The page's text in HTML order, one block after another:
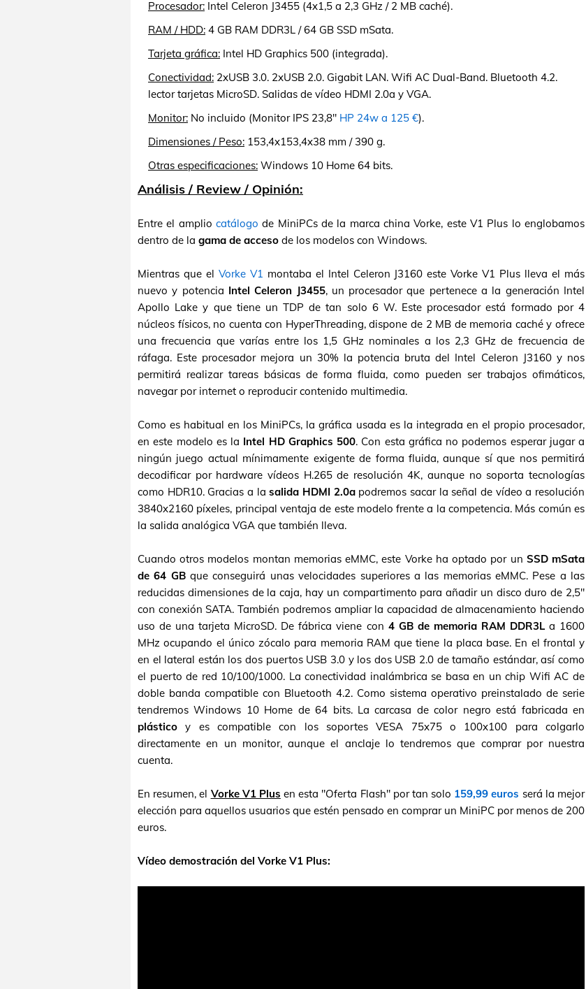
Procesador: Intel Celeron J3455 (4x1,5 a 2,3 GHz / 2 MB caché).
RAM / HDD: 4 GB RAM DDR3L / 64 GB SSD mSata.
Tarjeta gráfica: Intel HD Graphics 500 (integrada).
Conectividad: 2xUSB 3.0. 2xUSB 2.0. Gigabit LAN. Wifi AC Dual-Band. Bluetooth 4.2.
lector tarjetas MicroSD. Salidas de vídeo HDMI 2.0a y VGA.
Monitor: No incluido (Monitor IPS 23,8" HP 24w a 125 €).
Dimensiones / Peso: 153,4x153,4x38 mm / 390 g.
Otras especificaciones: Windows 10 Home 64 bits.
Análisis / Review / Opinión:
Entre el amplio catálogo de MiniPCs de la marca china Vorke, este V1 Plus lo englobamos
dentro de la gama de acceso de los modelos con Windows.
Mientras que el Vorke V1 montaba el Intel Celeron J3160 este Vorke V1 Plus lleva el más
nuevo y potencia Intel Celeron J3455, un procesador que pertenece a la generación Intel
Apollo Lake y que tiene un TDP de tan solo 6 W. Este procesador está formado por 4
núcleos físicos, no cuenta con HyperThreading, dispone de 2 MB de memoria caché y ofrece
una frecuencia que varías entre los 1,5 GHz nominales a los 2,3 GHz de frecuencia de
ráfaga. Este procesador mejora un 30% la potencia bruta del Intel Celeron J3160 y nos
permitirá realizar tareas básicas de forma fluida, como pueden ser trabajos ofimáticos,
navegar por internet o reproducir contenido multimedia.
Como es habitual en los MiniPCs, la gráfica usada es la integrada en el propio procesador,
en este modelo es la Intel HD Graphics 500. Con esta gráfica no podemos esperar jugar a
ningún juego actual mínimamente exigente de forma fluida, aunque sí que nos permitirá
decodificar por hardware vídeos H.265 de resolución 4K, aunque no soporta tecnologías
como HDR10. Gracias a lasalida HDMI 2.0apodremos sacar la señal de vídeo a resolución
3840x2160 píxeles, principal ventaja de este modelo frente a la competencia. Más común es
la salida analógica VGA que también lleva.
Cuando otros modelos montan memorias eMMC, este Vorke ha optado por un SSD mSata
de 64 GBque conseguirá unas velocidades superiores a las memorias eMMC. Pese a las
reducidas dimensiones de la caja, hay un compartimento para añadir un disco duro de 2,5"
con conexión SATA. También podremos ampliar la capacidad de almacenamiento haciendo
uso de una tarjeta MicroSD. De fábrica viene con 4 GB de memoria RAM DDR3La 1600
MHz ocupando el único zócalo para memoria RAM que tiene la placa base. En el frontal y
en el lateral están los dos puertos USB 3.0 y los dos USB 2.0 de tamaño estándar, así como
el puerto de red 10/100/1000. La conectividad inalámbrica se basa en un chip Wifi AC de
doble banda compatible con Bluetooth 4.2. Como sistema operativo preinstalado de serie
tendremos Windows 10 Home de 64 bits. La carcasa de color negro está fabricada en
plástico y es compatible con los soportes VESA 75x75 o 100x100 para colgarlo
directamente en un monitor, aunque el anclaje lo tendremos que comprar por nuestra
cuenta.
En resumen, el Vorke V1 Plus en esta "Oferta Flash" por tan solo 159,99 euros será la mejor
elección para aquellos usuarios que estén pensado en comprar un MiniPC por menos de 200
euros.
Vídeo demostración del Vorke V1 Plus: